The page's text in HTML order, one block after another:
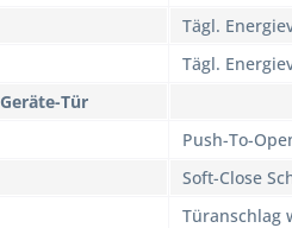
Tägl.
Tägl.
Geräte-Tür
Push-To-
Soft-Close
Türanschlag